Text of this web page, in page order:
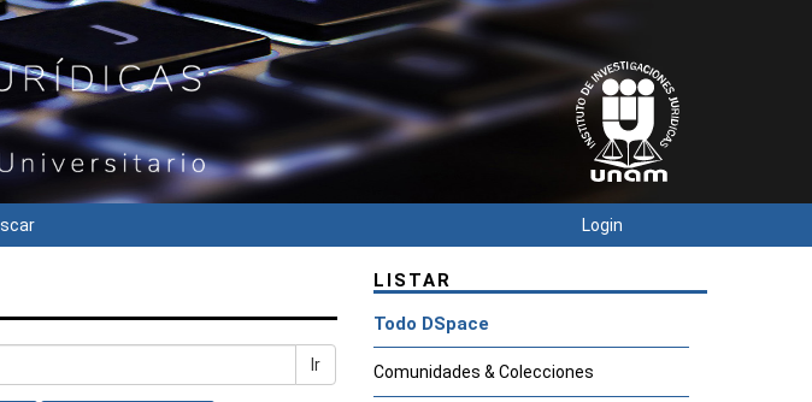
Login
Ir
LISTAR
Todo DSpace
Comunidades & Colecciones